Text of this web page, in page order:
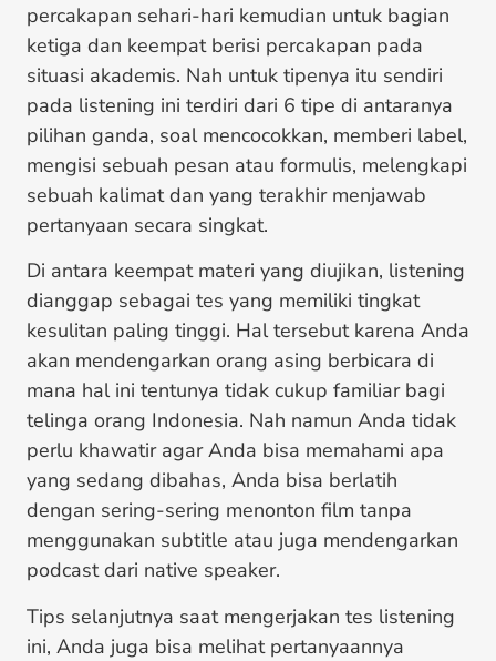
percakapan sehari-hari kemudian untuk bagian
ketiga dan keempat berisi percakapan pada
situasi akademis. Nah untuk tipenya itu sendiri
pada listening ini terdiri dari 6 tipe di antaranya
pilihan ganda, soal mencocokkan, memberi label,
mengisi sebuah pesan atau formulis, melengkapi
sebuah kalimat dan yang terakhir menjawab
pertanyaan secara singkat.
Di antara keempat materi yang diujikan, listening
dianggap sebagai tes yang memiliki tingkat
kesulitan paling tinggi. Hal tersebut karena Anda
akan mendengarkan orang asing berbicara di
mana hal ini tentunya tidak cukup familiar bagi
telinga orang Indonesia. Nah namun Anda tidak
perlu khawatir agar Anda bisa memahami apa
yang sedang dibahas, Anda bisa berlatih
dengan sering-sering menonton film tanpa
menggunakan subtitle atau juga mendengarkan
podcast dari native speaker.
Tips selanjutnya saat mengerjakan tes listening
ini, Anda juga bisa melihat pertanyaannya